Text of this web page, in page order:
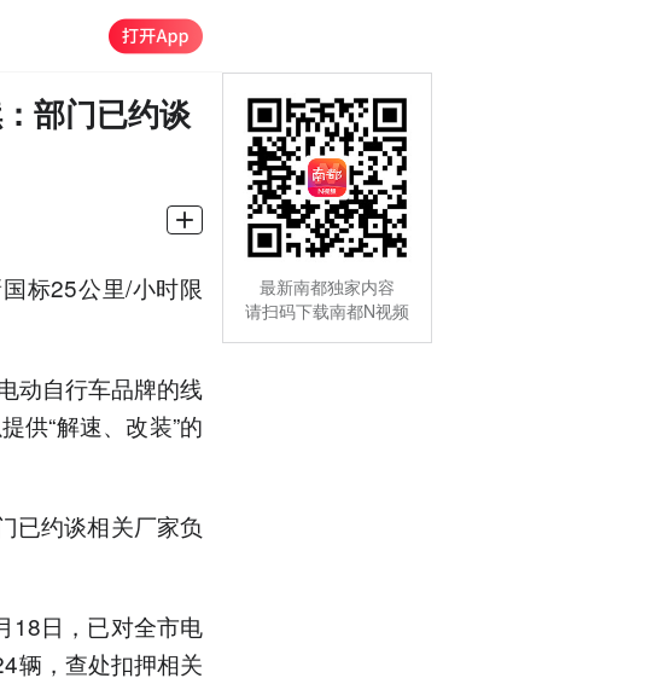
部门已约谈
标25公里/小时限
动自行车品牌的线
供“解速、改装”的
已约谈相关厂家负
18日，已对全市电
辆，查处扣押相关
最新南都独家内容
请扫码下载南都N视频